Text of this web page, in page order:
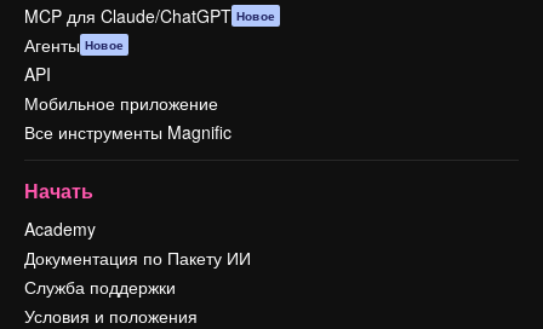
MCP для Claude/ChatGPT Новое
Агенты Новое
API
Мобильное приложение
Все инструменты Magnific
Начать
Academy
Документация по Пакету ИИ
Служба поддержки
Условия и положения